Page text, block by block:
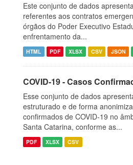
Este conjunto de dados
referentes aos contratos
órgãos do Poder Executivo
enfrentamento da...
HTML PDF XLSX CSV JSON
COVID-19 - Casos
Esse conjunto de dados
estruturado e de forma
confirmados de COVID-19 no
Santa Catarina, conforme as...
PDF XLSX CSV